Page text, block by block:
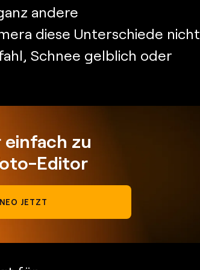
andere
diese Unterschiede nicht
Schnee gelblich oder
zu
Editor
JETZT